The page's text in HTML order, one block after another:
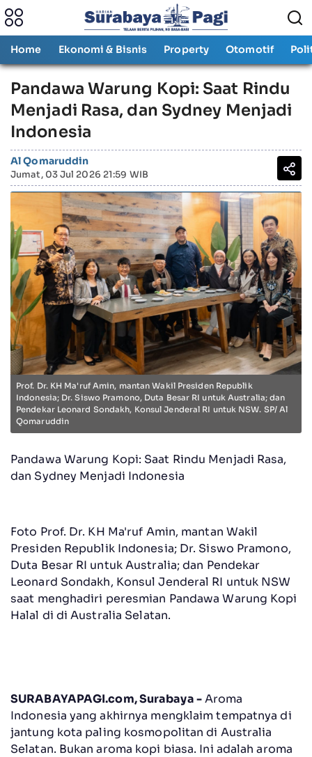
Home Ekonomi & Bisnis Property Otomotif
Pandawa Warung Kopi: Saat Rindu
Menjadi Rasa, dan Sydney Menjadi
Indonesia
Al Qomaruddin
Jumat, 03 Jul 2026 21:59 WIB
Prof. Dr. KH Ma'ruf Amin, mantan Wakil Presiden Republik
Indonesia; Dr. Siswo Pramono, Duta Besar RI untuk Australia; dan
Pendekar Leonard Sondakh, Konsul Jenderal RI untuk NSW. SP/ Al
Qomaruddin
Pandawa Warung Kopi: Saat Rindu Menjadi Rasa,
dan Sydney Menjadi Indonesia
Foto Prof. Dr. KH Ma'ruf Amin, mantan Wakil
Presiden Republik Indonesia; Dr. Siswo Pramono,
Duta Besar RI untuk Australia; dan Pendekar
Leonard Sondakh, Konsul Jenderal RI untuk NSW
saat menghadiri peresmian Pandawa Warung Kopi
Halal di di Australia Selatan.
SURABAYAPAGI.com, Surabaya -Aroma
Indonesia yang akhirnya mengklaim tempatnya di
jantung kota paling kosmopolitan di Australia
Selatan. Bukan aroma kopi biasa. Ini adalah aroma